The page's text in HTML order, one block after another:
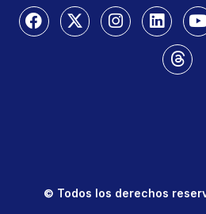
© Todos los derechos